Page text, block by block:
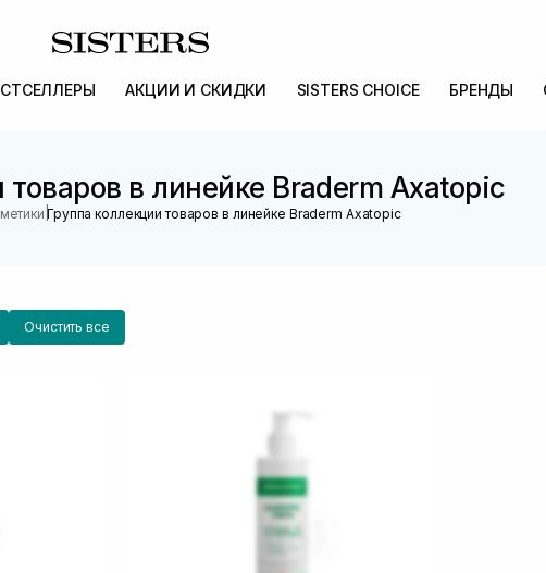
АКЦИИ И СКИДКИ SISTERS CHOICE БРЕНДЫ
товаров в линейке Braderm Axatopic
|Группа коллекции товаров в линейке Braderm Axatopic
Очистить все